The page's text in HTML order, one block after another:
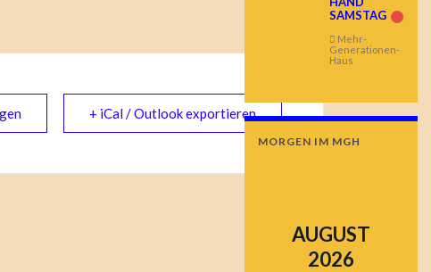
+ iCal / Outlook exportieren
SAMSTAG
Mehr-
Generationen-
Haus
MORGEN IM MGH
AUGUST
2026